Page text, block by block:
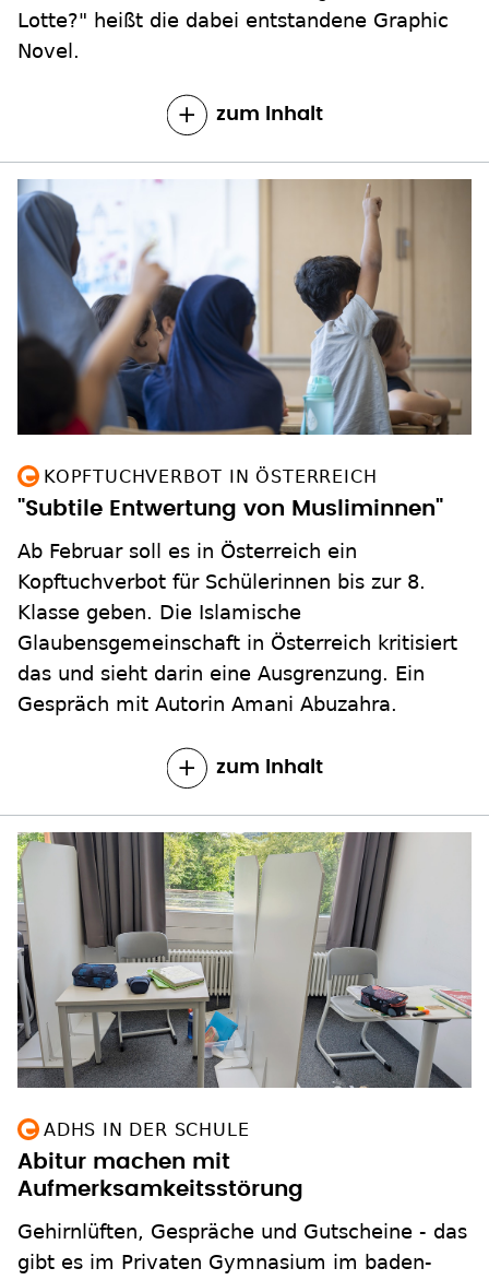
Lotte?" heißt die dabei entstandene Graphic
Novel.
zum Inhalt
KOPFTUCHVERBOT IN ÖSTERREICH
"Subtile Entwertung von Musliminnen"
Ab Februar soll es in Österreich ein
Kopftuchverbot für Schülerinnen bis zur 8.
Klasse geben. Die Islamische
Glaubensgemeinschaft in Österreich kritisiert
das und sieht darin eine Ausgrenzung. Ein
Gespräch mit Autorin Amani Abuzahra.
zum Inhalt
ADHS IN DER SCHULE
Abitur machen mit
Aufmerksamkeitsstörung
Gehirnlüften, Gespräche und Gutscheine - das
gibt es im Privaten Gymnasium im baden-